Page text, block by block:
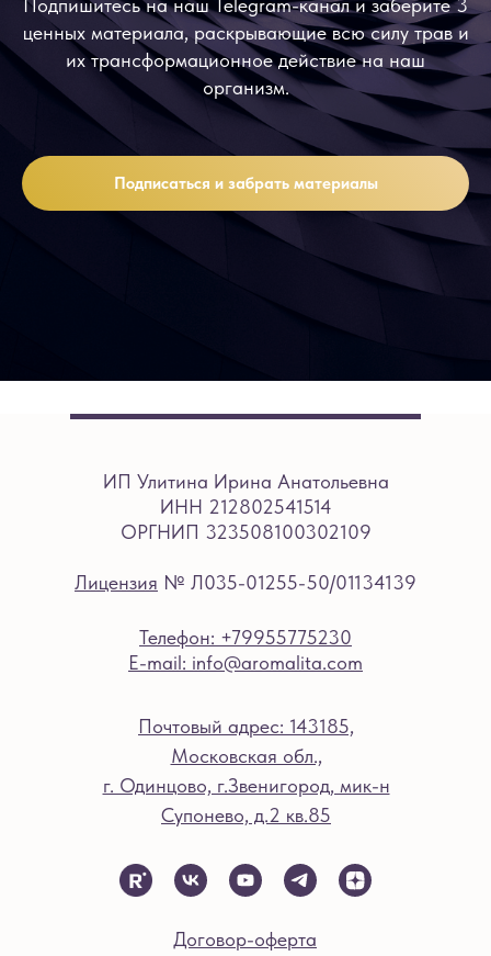
Подпишитесь на наш Telegram-канал и заберите 3
ценных материала, раскрывающие всю силу трав и
их трансформационное действие на наш
организм.
Подписаться и забрать материалы
ИП Улитина Ирина Анатольевна
ИНН 212802541514
ОРГНИП 323508100302109
Лицензия № Л035-01255-50/01134139
Договор-оферта
Телефон: +79955775230
E-mail: info@aromalita.com
Почтовый адрес: 143185,
Московская обл.,
г. Одинцово, г.Звенигород, мик-н
Супонево, д.2 кв.85